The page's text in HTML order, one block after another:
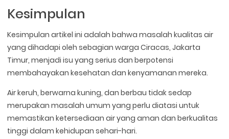
Kesimpulan
Kesimpulan artikel ini adalah bahwa masalah kualitas air
yang dihadapi oleh sebagian warga Ciracas, Jakarta
Timur, menjadi isu yang serius dan berpotensi
membahayakan kesehatan dan kenyamanan mereka.
Air keruh, berwarna kuning, dan berbau tidak sedap
merupakan masalah umum yang perlu diatasi untuk
memastikan ketersediaan air yang aman dan berkualitas
tinggi dalam kehidupan sehari-hari.